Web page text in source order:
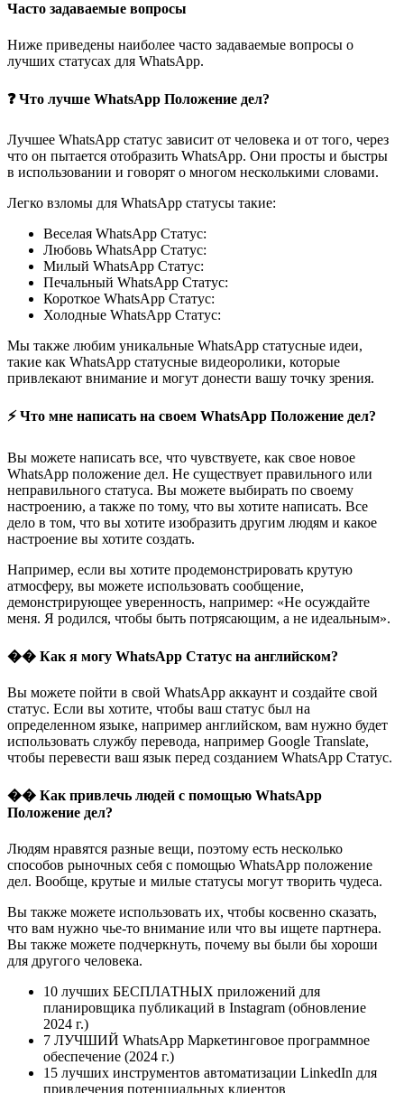
Часто задаваемые вопросы
Ниже приведены наиболее часто задаваемые вопросы о
лучших статусах для WhatsApp.
❓ Что лучше WhatsApp Положение дел?
Лучшее WhatsApp статус зависит от человека и от того, через
что он пытается отобразить WhatsApp. Они просты и быстры
в использовании и говорят о многом несколькими словами.
Легко взломы для WhatsApp статусы такие:
Веселая WhatsApp Статус:
Любовь WhatsApp Статус:
Милый WhatsApp Статус:
Печальный WhatsApp Статус:
Короткое WhatsApp Статус:
Холодные WhatsApp Статус:
Мы также любим уникальные WhatsApp статусные идеи,
такие как WhatsApp статусные видеоролики, которые
привлекают внимание и могут донести вашу точку зрения.
⚡ Что мне написать на своем WhatsApp Положение дел?
Вы можете написать все, что чувствуете, как свое новое
WhatsApp положение дел. Не существует правильного или
неправильного статуса. Вы можете выбирать по своему
настроению, а также по тому, что вы хотите написать. Все
дело в том, что вы хотите изобразить другим людям и какое
настроение вы хотите создать.
Например, если вы хотите продемонстрировать крутую
атмосферу, вы можете использовать сообщение,
демонстрирующее уверенность, например: «Не осуждайте
меня. Я родился, чтобы быть потрясающим, а не идеальным».
�� Как я могу WhatsApp Статус на английском?
Вы можете пойти в свой WhatsApp аккаунт и создайте свой
статус. Если вы хотите, чтобы ваш статус был на
определенном языке, например английском, вам нужно будет
использовать службу перевода, например Google Translate,
чтобы перевести ваш язык перед созданием WhatsApp Статус.
�� Как привлечь людей с помощью WhatsApp
Положение дел?
Людям нравятся разные вещи, поэтому есть несколько
способов рыночных себя с помощью WhatsApp положение
дел. Вообще, крутые и милые статусы могут творить чудеса.
Вы также можете использовать их, чтобы косвенно сказать,
что вам нужно чье-то внимание или что вы ищете партнера.
Вы также можете подчеркнуть, почему вы были бы хороши
для другого человека.
10 лучших БЕСПЛАТНЫХ приложений для
планировщика публикаций в Instagram (обновление
2024 г.)
7 ЛУЧШИЙ WhatsApp Маркетинговое программное
обеспечение (2024 г.)
15 лучших инструментов автоматизации LinkedIn для
привлечения потенциальных клиентов